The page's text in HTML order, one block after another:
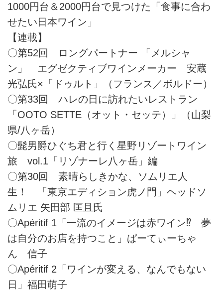
1000円台＆2000円台で見つけた「食事に合わ
せたい日本ワイン」
【連載】
〇第52回 ロングパートナー 「メルシャ
ン」 エグゼクティブワインメーカー 安蔵
光弘氏×「ドゥルト」（フランス／ボルドー）
〇第33回 ハレの日に訪れたいレストラン
「OOTO SETTE（オット・セッテ）」（山梨
県/八ヶ岳）
〇髭男爵ひぐち君と行く星野リゾートワイン
旅 vol.1「リゾナーレ八ヶ岳」編
〇第30回 素晴らしきかな、ソムリエ人
生！ 「東京エディション虎ノ門」ヘッドソ
ムリエ 矢田部 匡且氏
〇Apéritif 1「一流のイメージは赤ワイン⁉ 夢
は自分のお店を持つこと」ぱーてぃーちゃ
ん 信子
〇Apéritif 2「ワインが変える、なんでもない
日」福田萌子